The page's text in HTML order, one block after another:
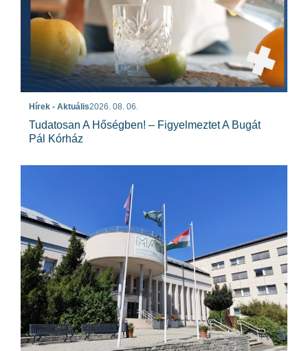
Hírek - Aktuális2026. 08. 06.
Tudatosan A Hőségben! – Figyelmeztet A Bugát
Pál Kórház